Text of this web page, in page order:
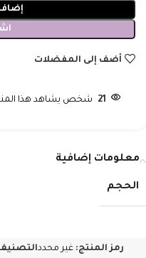
أضف إلى المفضلات
21 شخص يشاهد هذا
معلومات إضافية
الحجم
رمز المنتج:غير محدد